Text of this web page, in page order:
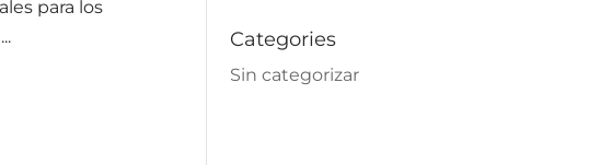
para los
Categories
Sin categorizar